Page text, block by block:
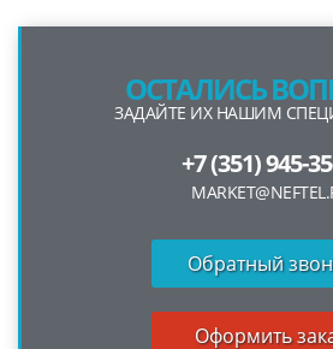
ОСТАЛИСЬ
ЗАДАЙТЕ ИХ НАШИМ
+7 (351) 945-
Обратный
Оформить